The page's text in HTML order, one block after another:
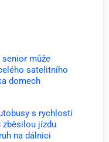
může
satelitního
domech
s rychlostí
zběsilou jízdu
na dálnici